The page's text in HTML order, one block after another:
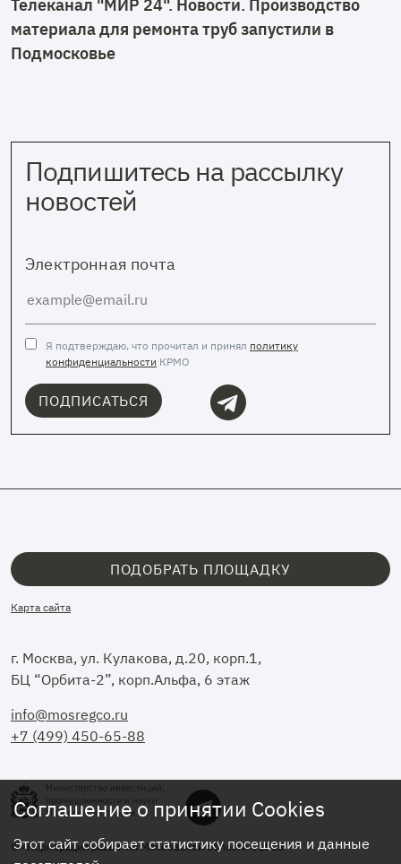
Телеканал "МИР 24". Новости. Производство
материала для ремонта труб запустили в
Подмосковье
Подпишитесь на рассылку
новостей
Электронная почта
Я подтверждаю, что прочитал и принял политику
конфиденциальности КРМО
ПОДПИСАТЬСЯ
info@mosregco.ru
+7 (499) 450-65-88
г. Москва, ул. Кулакова, д.20, корп.1,
БЦ “Орбита-2”, корп.Альфа, 6 этаж
ПОДОБРАТЬ ПЛОЩАДКУ
Карта сайта
© «Корпорация развития Московской области», 2026
Соглашение о принятии Cookies
Этот сайт собирает статистику посещения и данные